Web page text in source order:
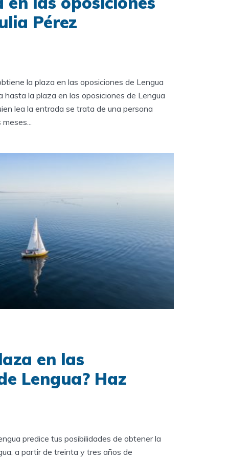
Pérez
la plaza en las oposiciones de Lengua
la plaza en las oposiciones de Lengua
lea la entrada se trata de una persona
en las
Lengua? Haz
predice tus posibilidades de obtener la
a partir de treinta y tres años de